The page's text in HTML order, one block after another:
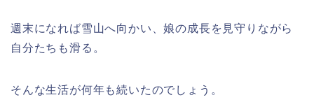
週末になれば雪山へ向かい、娘の成長を見守りながら
自分たちも滑る。
そんな生活が何年も続いたのでしょう。